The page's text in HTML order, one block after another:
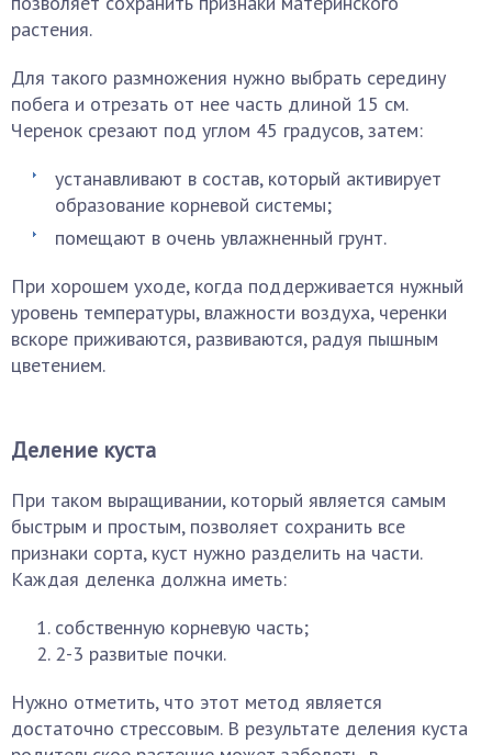
растения.
Для такого размножения нужно выбрать середину
побега и отрезать от нее часть длиной 15 см.
Черенок срезают под углом 45 градусов, затем:
устанавливают в состав, который активирует
образование корневой системы;
помещают в очень увлажненный грунт.
При хорошем уходе, когда поддерживается нужный
уровень температуры, влажности воздуха, черенки
вскоре приживаются, развиваются, радуя пышным
цветением.
Деление куста
При таком выращивании, который является самым
быстрым и простым, позволяет сохранить все
признаки сорта, куст нужно разделить на части.
Каждая деленка должна иметь:
собственную корневую часть;
2-3 развитые почки.
Нужно отметить, что этот метод является
достаточно стрессовым. В результате деления куста